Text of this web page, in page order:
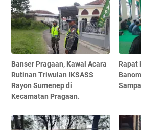
Banser Pragaan, Kawal Acara
Rutinan Triwulan IKSASS
Rayon Sumenep di
Kecamatan Pragaan.
Rapat